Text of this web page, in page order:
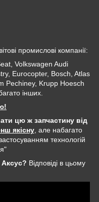
промислові компанії:
Volkswagen Audi
Eurocopter, Bosch, Atlas
Pechiney, Krupp Hoesch
інших.
цю ж запчастину від
якісну, але набагато
технологій
Відповіді в цьому